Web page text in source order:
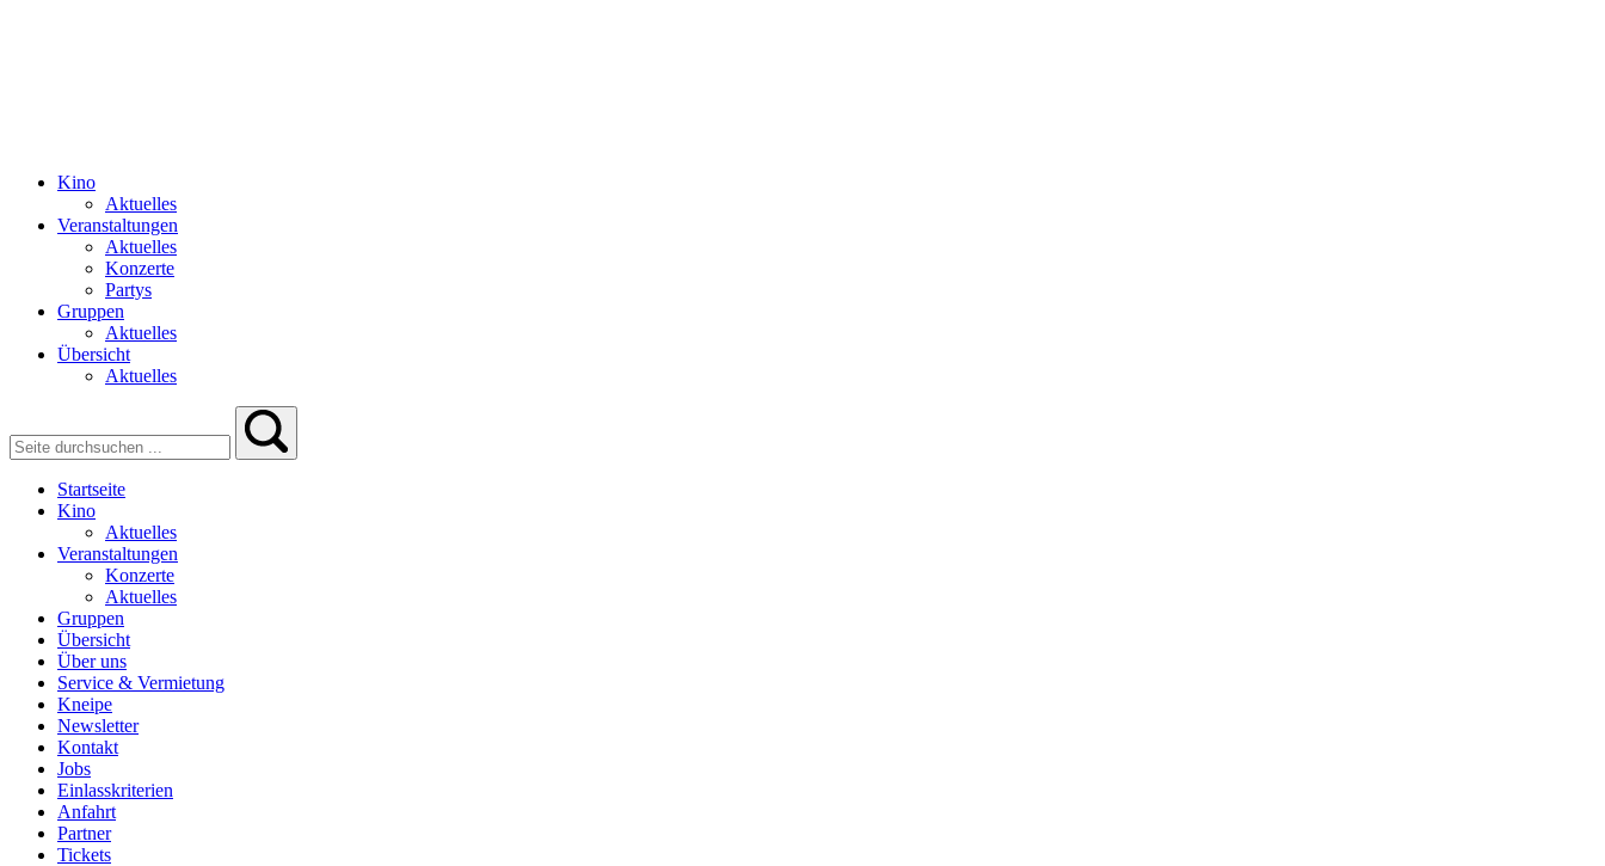
Kino
Aktuelles
Veranstaltungen
Aktuelles
Konzerte
Partys
Gruppen
Aktuelles
Übersicht
Aktuelles
Startseite
Kino
Aktuelles
Veranstaltungen
Konzerte
Aktuelles
Gruppen
Übersicht
Über uns
Service & Vermietung
Kneipe
Newsletter
Kontakt
Jobs
Einlasskriterien
Anfahrt
Partner
Tickets